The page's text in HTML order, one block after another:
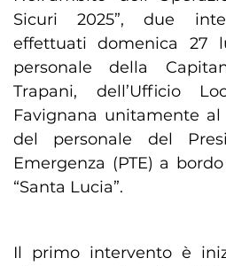
Sicuri 2025”, due
effettuati domenica 27
personale della
Trapani, dell’Ufficio
Favignana unitamente al
del personale del
Emergenza (PTE) a
“Santa Lucia”.
Il primo intervento è